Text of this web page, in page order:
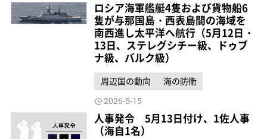
ロシア海軍艦艇4隻および貨物船6
隻が与那国島・西表島間の海域を
南西進し太平洋へ航行（5月12日・
13日、ステレグシチー級、ドゥブ
ナ級、バルク級）
周辺国の動向 海の防衛
2026-5-15
人事発令 5月13日付け、1佐人事
（海自1名）